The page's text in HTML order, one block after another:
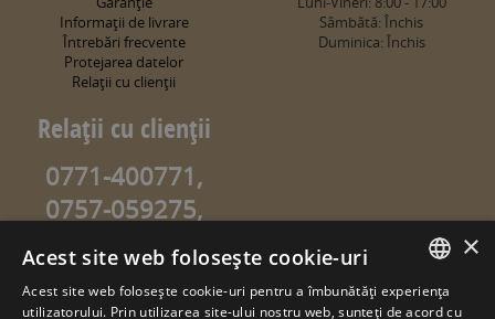
Informaţii de livrare
Întrebări frecvente
Protejarea datelor
Relaţii cu clienţii
Sâmbătă: Închis
Duminica: Închis
Relaţii cu clienţii
0771-400771,
0757-059275,
0757-059274
info@sweetgarden.ro
ROMANIAN
×
Acest site web folosește cookie-uri
Acest site web folosește cookie-uri pentru a îmbunătăți experiența
utilizatorului. Prin utilizarea site-ului nostru web, sunteți de acord cu